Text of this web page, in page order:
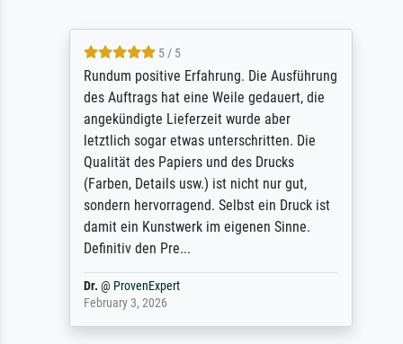
5 / 5
Rundum positive Erfahrung. Die Ausführung
des Auftrags hat eine Weile gedauert, die
angekündigte Lieferzeit wurde aber
letztlich sogar etwas unterschritten. Die
Qualität des Papiers und des Drucks
(Farben, Details usw.) ist nicht nur gut,
sondern hervorragend. Selbst ein Druck ist
damit ein Kunstwerk im eigenen Sinne.
Definitiv den Pre...
Dr.@ProvenExpert
February 3, 2026